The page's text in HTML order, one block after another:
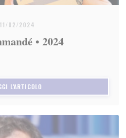
11/02/2024
• 2024
L'ARTICOLO((APRE UNA NUOVA